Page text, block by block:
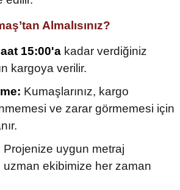
Almalısınız?
15:00'a kadar verdiğiniz
kargoya verilir.
Kumaşlarınız, kargo
ve zarar görmemesi için
Projenize uygun metraj
uzman ekibimize her zaman